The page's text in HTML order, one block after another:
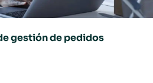
gestión de pedidos